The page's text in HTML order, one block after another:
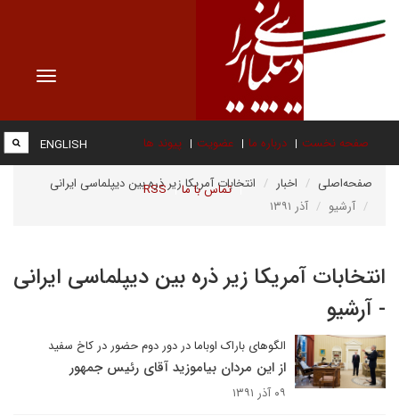
Toggle
صفحه نخست درباره ما عضویت پیوند ها
تماس با ما RSS
ENGLISH
صفحه‌اصلی اخبار
انتخابات آمریکا زیر ذره بین دیپلماسی ایرانی
آرشیو
آذر ۱۳۹۱
انتخابات آمریکا زیر ذره بین دیپلماسی ایرانی
- آرشیو
الگوهای باراک اوباما در دور دوم حضور در کاخ سفید
از این مردان بیاموزید آقای رئیس جمهور
۰۹ آذر ۱۳۹۱